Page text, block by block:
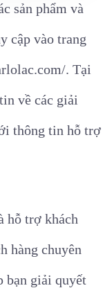
sản phẩm và
cập vào trang
. Tại
về các giải
thông tin hỗ trợ
hỗ trợ khách
hàng chuyên
bạn giải quyết